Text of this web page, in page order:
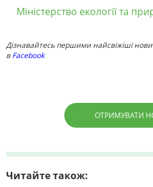
Міністерство екології та
Дізнавайтесь першими найсвіжіші
вFacebook
ОТРИМУВАТИ
Читайте також: